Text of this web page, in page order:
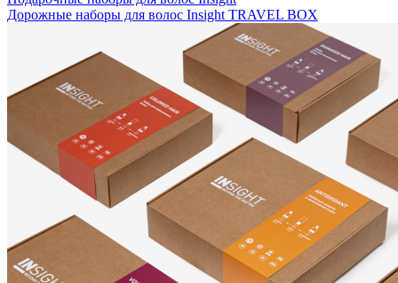
Дорожные наборы для волос Insight TRAVEL BOX